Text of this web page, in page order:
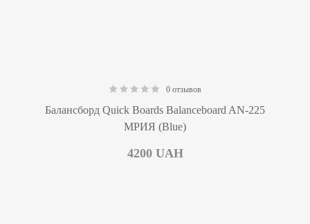
0 отзывов
Балансборд Quick Boards Balanceboard AN-225
МРИЯ (Blue)
4200 UAH